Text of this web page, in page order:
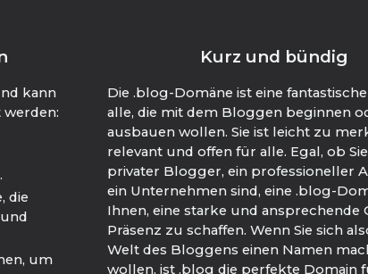
kann
die
um
Kurz und bündig
Die .blog-Domäne ist eine
alle, die mit dem Bloggen beginnen
ausbauen wollen. Sie ist leicht zu
relevant und offen für alle. Egal, ob
privater Blogger, ein professioneller
ein Unternehmen sind, eine .blog-
Ihnen, eine starke und ansprechende
Präsenz zu schaffen. Wenn Sie sich
Welt des Bloggens einen Namen
wollen, ist .blog die perfekte Domain